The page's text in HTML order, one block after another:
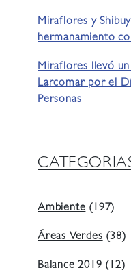
Miraflores y
hermanamiento
Miraflores llevó
Larcomar por el
Personas
Ambiente(197)
Áreas Verdes(38)
Balance 2019(12)